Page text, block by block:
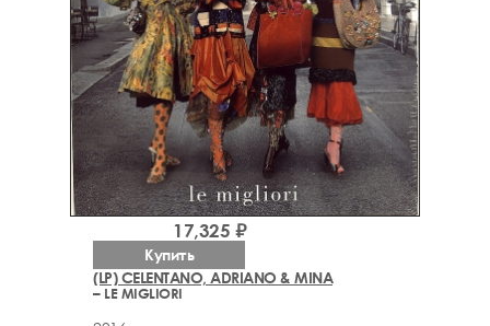
(LP) CELENTANO, ADRIANO & MINA
– LE MIGLIORI
17,325 ₽
Купить